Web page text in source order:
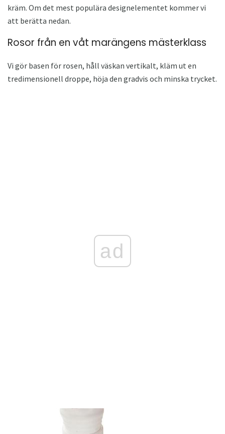
kräm. Om det mest populära designelementet kommer vi
att berätta nedan.
Rosor från en våt marängens mästerklass
Vi gör basen för rosen, håll väskan vertikalt, kläm ut en
tredimensionell droppe, höja den gradvis och minska trycket.
ad